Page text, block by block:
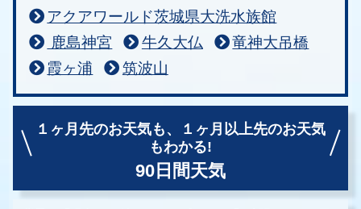
アクアワールド茨城県大洗水族館
鹿島神宮
牛久大仏
竜神大吊橋
霞ヶ浦
筑波山
１ヶ月先のお天気も、
１ヶ月以上先のお天気
もわかる!
90日間天気